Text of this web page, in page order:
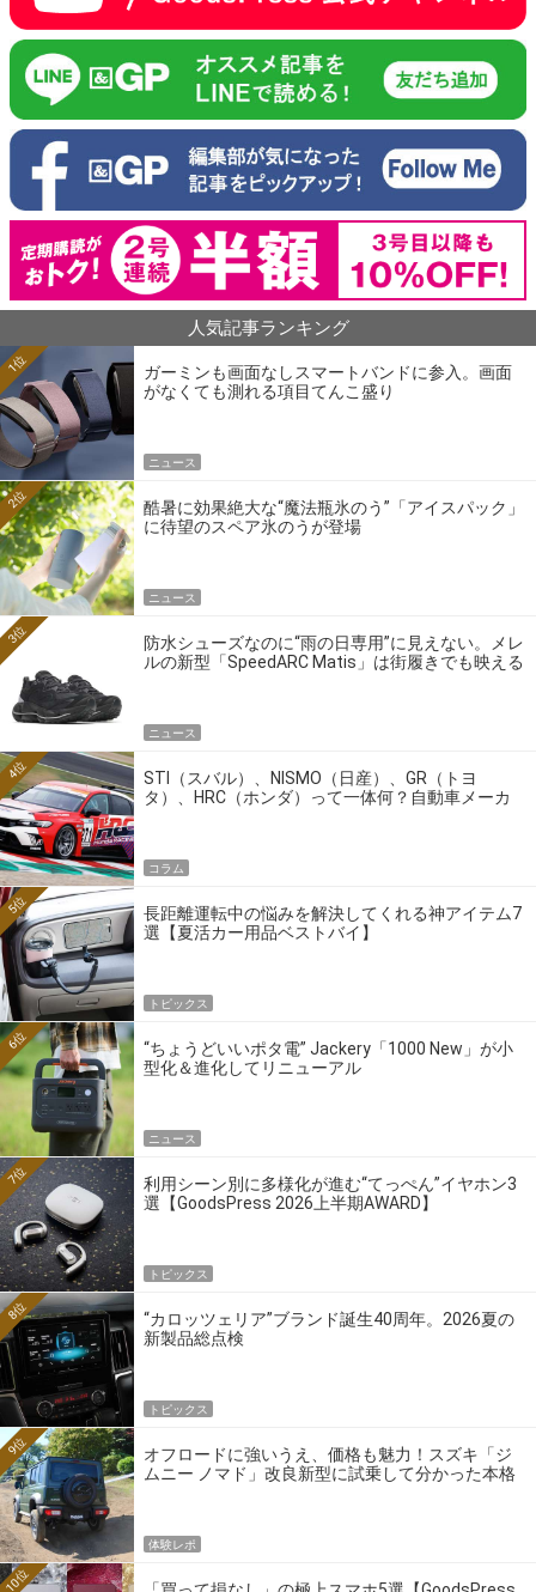
人気記事ランキング
ガーミンも画面なしスマートバンドに参入。画面
がなくても測れる項目てんこ盛り
1位
ニュース
酷暑に効果絶大な“魔法瓶氷のう”「アイスパック」
に待望のスペア氷のうが登場
2位
ニュース
防水シューズなのに“雨の日専用”に見えない。メレ
ルの新型「SpeedARC Matis」は街履きでも映える
3位
ニュース
STI（スバル）、NISMO（日産）、GR（トヨ
タ）、HRC（ホンダ）って一体何？自動車メーカ
4位
コラム
長距離運転中の悩みを解決してくれる神アイテム7
選【夏活カー用品ベストバイ】
5位
トピックス
“ちょうどいいポタ電” Jackery「1000 New」が小
型化＆進化してリニューアル
6位
ニュース
利用シーン別に多様化が進む“てっぺん”イヤホン3
選【GoodsPress 2026上半期AWARD】
7位
トピックス
“カロッツェリア”ブランド誕生40周年。2026夏の
新製品総点検
8位
トピックス
オフロードに強いうえ、価格も魅力！スズキ「ジ
ムニー ノマド」改良新型に試乗して分かった本格
9位
体験レポ
10位